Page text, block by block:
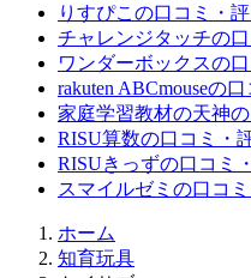
りすぴこの口コミ・評
チャレンジタッチの
ワンダーボックスの
rakuten ABCmouseの
家庭学習教材の天神
RISU算数の口コミ・
RISUきっずの口コミ
スマイルゼミの口コミ
ホーム
知育玩具